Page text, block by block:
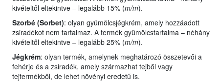
kivételtől eltekintve – legalább 15% (m/m).
Szorbé (Sorbet): olyan gyümölcsjégkrém, amely hozzáadott
zsiradékot nem tartalmaz. A termék gyümölcstartalma – néhány
kivételtől eltekintve – legalább 25% (m/m).
Jégkrém: olyan termék, amelynek meghatározó összetevői a
fehérje és a zsiradék, amely származhat tejből vagy
tejtermékből, de lehet növényi eredetű is.